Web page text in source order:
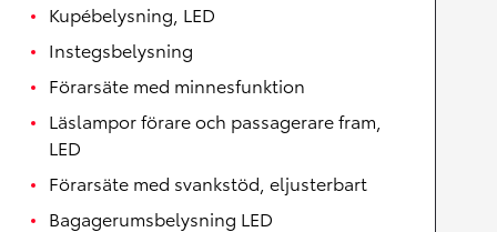
Kupébelysning, LED
Instegsbelysning
Förarsäte med minnesfunktion
Läslampor förare och passagerare fram,
LED
Förarsäte med svankstöd, eljusterbart
Bagagerumsbelysning LED